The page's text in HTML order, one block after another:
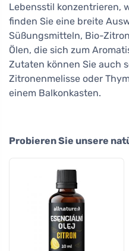
Lebensstil konzentrieren,
finden Sie eine breite
Süßungsmitteln, Bio-
Ölen, die sich zum
Zutaten können Sie auch
Zitronenmelisse oder
einem Balkonkasten.
Probieren Sie unsere